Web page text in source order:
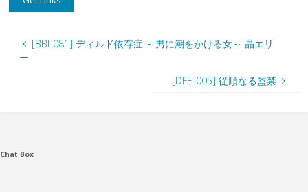
[BBI-081] ディルド依存症 ～男に潮をかける女～ 晶エリ
ー
[DFE-005] 従順なる監禁
Chat Box